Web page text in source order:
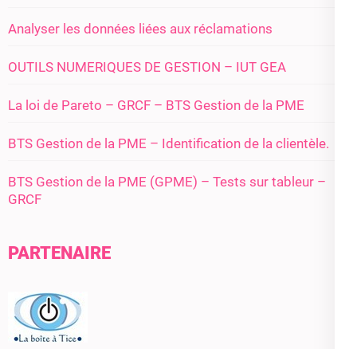
Analyser les données liées aux réclamations
OUTILS NUMERIQUES DE GESTION – IUT GEA
La loi de Pareto – GRCF – BTS Gestion de la PME
BTS Gestion de la PME – Identification de la clientèle.
BTS Gestion de la PME (GPME) – Tests sur tableur –
GRCF
PARTENAIRE